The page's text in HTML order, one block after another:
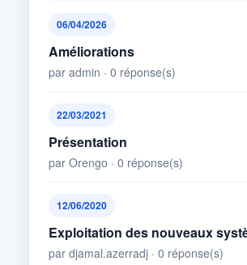
06/04/2026
Améliorations
par admin · 0 réponse(s)
22/03/2021
Présentation
par Orengo · 0 réponse(s)
12/06/2020
Exploitation des nouveaux
par djamal.azerradj · 0 réponse(s)